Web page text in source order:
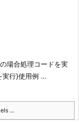
場合処理コードを実
実行}使用例 ...
...